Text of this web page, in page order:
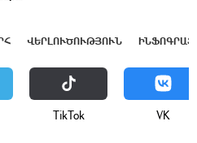
ՎԵՐԼՈՒԾՈՒԹՅՈՒՆ
ТikТоk VK